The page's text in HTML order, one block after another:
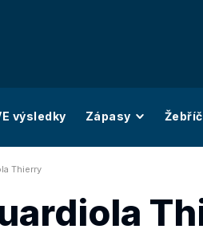
výsledky Zápasy
Thierry